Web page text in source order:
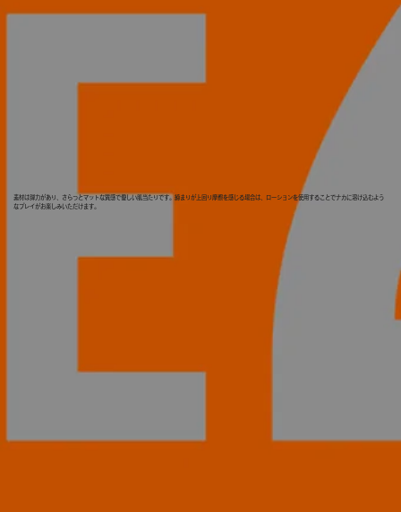
素材は弾力があり、さらっとマットな質感で優しい肌当たりです。締まりが上回り摩擦を感じる場合は、ローションを使用することでナカに溶け込むよう
なプレイがお楽しみいただけます。